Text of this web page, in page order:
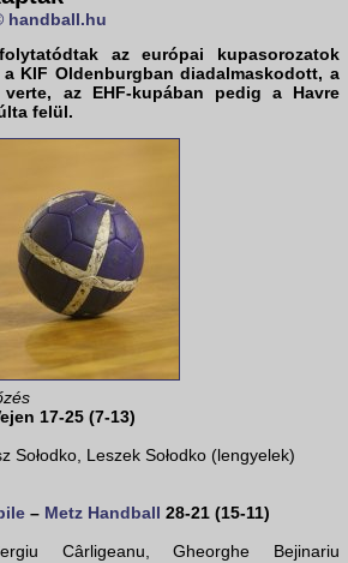
handball.hu
az európai kupasorozatok
a KIF Oldenburgban diadalmaskodott, a
verte, az EHF-kupában pedig a Havre
felül.
17-25 (7-13)
Sołodko, Leszek Sołodko (lengyelek)
– Metz Handball 28-21 (15-11)
Cârligeanu, Gheorghe Bejinariu